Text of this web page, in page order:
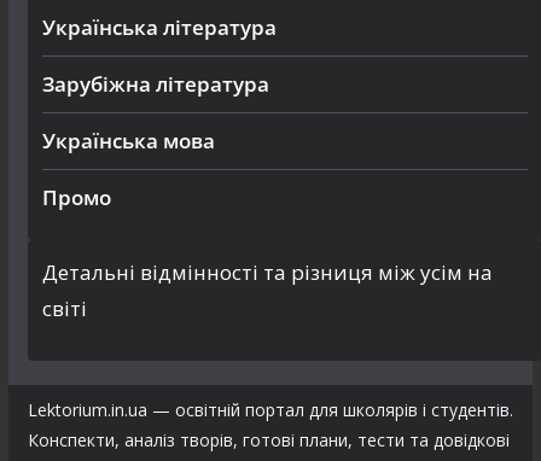
Українська література
Зарубіжна література
Українська мова
Промо
Детальні відмінності та різниця між усім на
світі
Lektorium.in.ua — освітній портал для школярів і студентів.
Конспекти, аналіз творів, готові плани, тести та довідкові